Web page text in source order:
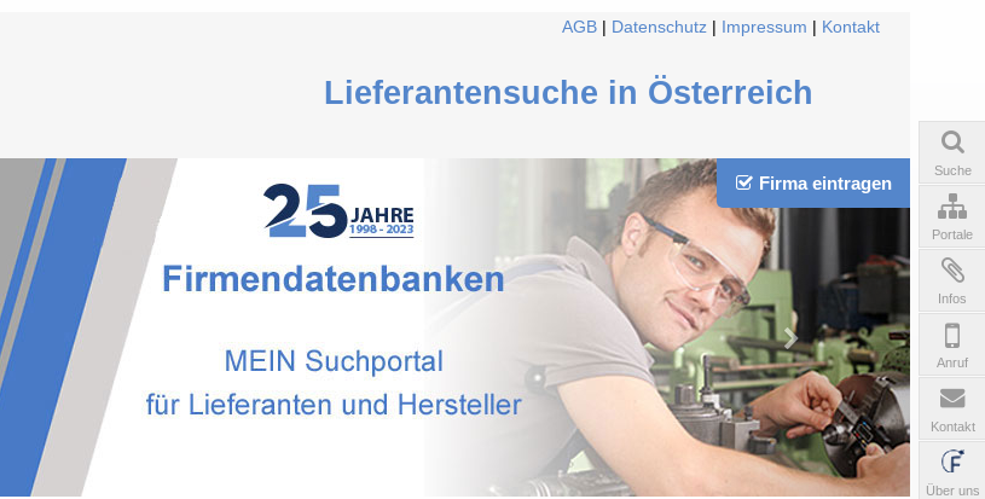
AGB Datenschutz Impressum Kontakt
Lieferantensuche in Österreich
Firma eintragen
Suche
Portale
Infos
Anruf
Kontakt
Über uns